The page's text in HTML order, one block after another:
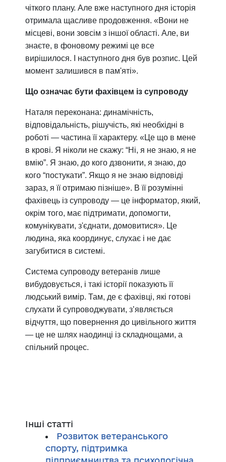
чіткого плану. Але вже наступного дня історія
отримала щасливе продовження. «Вони не
місцеві, вони зовсім з іншої області. Але, ви
знаєте, в фоновому режимі це все
вирішилося. І наступного дня був розпис. Цей
момент залишився в пам'яті».
Що означає бути фахівцем із супроводу
Наталя переконана: динамічність,
відповідальність, рішучість, які необхідні в
роботі — частина її характеру. «Це що в мене
в крові. Я ніколи не скажу: “Ні, я не знаю, я не
вмію”. Я знаю, до кого дзвонити, я знаю, до
кого “постукати”. Якщо я не знаю відповіді
зараз, я її отримаю пізніше». В її розумінні
фахівець із супроводу — це інформатор, який,
окрім того, має підтримати, допомогти,
комунікувати, з'єднати, домовитися». Це
людина, яка координує, слухає і не дає
загубитися в системі.
Система супроводу ветеранів лише
вибудовується, і такі історії показують її
людський вимір. Там, де є фахівці, які готові
слухати й супроводжувати, з’являється
відчуття, що повернення до цивільного життя
— це не шлях наодинці із складнощами, а
спільний процес.
Інші статті
Розвиток ветеранського
спорту, підтримка
підприємництва та психологічна